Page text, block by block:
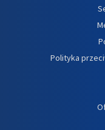
Polityka